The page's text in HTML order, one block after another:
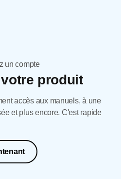
un compte
produit
accès aux manuels, à une
et plus encore. C'est rapide